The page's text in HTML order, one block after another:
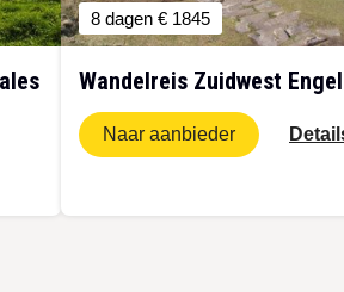
8 dagen € 1845
Wandelreis Zuidwest
Naar aanbieder